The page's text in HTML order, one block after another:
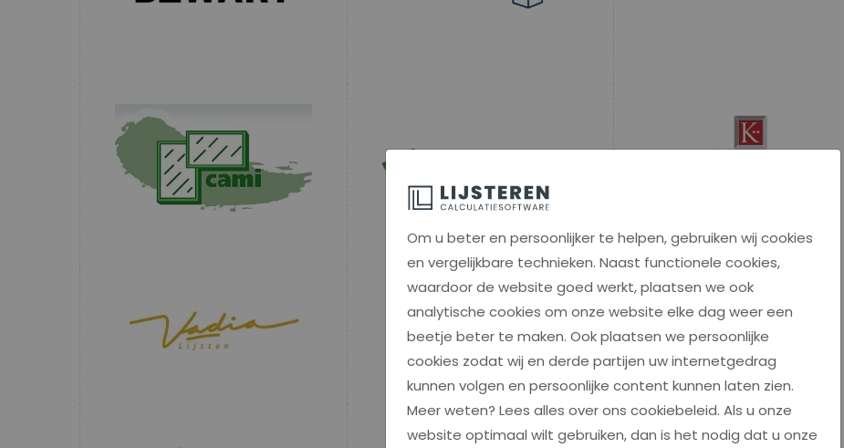
Om u beter en persoonlijker te helpen, gebruiken wij cookies
en vergelijkbare technieken. Naast functionele cookies,
waardoor de website goed werkt, plaatsen we ook
analytische cookies om onze website elke dag weer een
beetje beter te maken. Ook plaatsen we persoonlijke
cookies zodat wij en derde partijen uw internetgedrag
kunnen volgen en persoonlijke content kunnen laten zien.
Meer weten? Lees alles over ons cookiebeleid. Als u onze
website optimaal wilt gebruiken, dan is het nodig dat u onze